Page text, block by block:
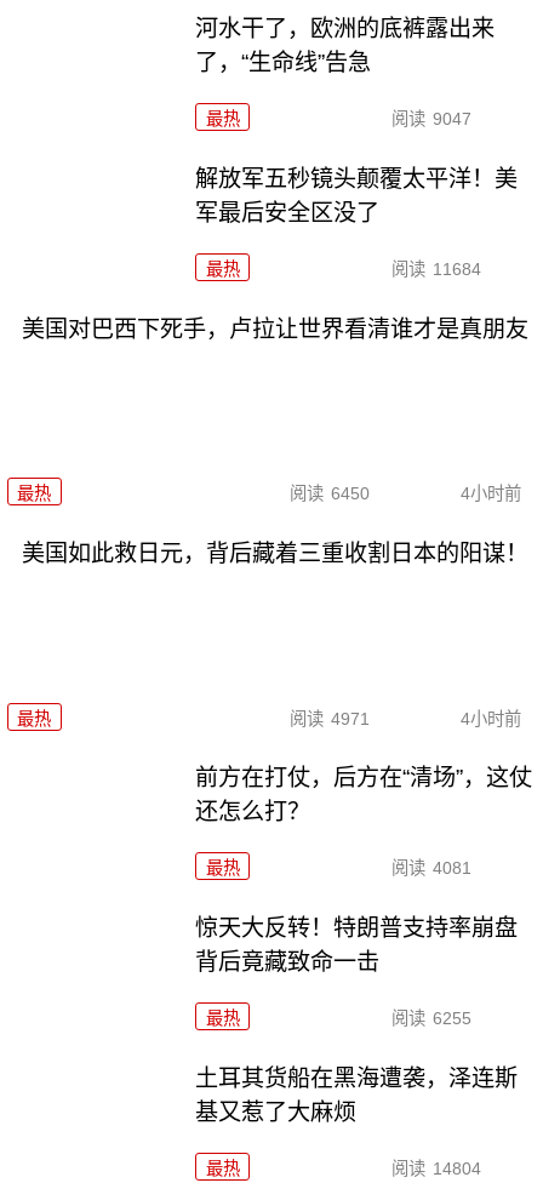
河水干了，欧洲的底裤露出来
了，“生命线”告急
最热 阅读 9047
解放军五秒镜头颠覆太平洋！美
军最后安全区没了
最热 阅读 11684
美国对巴西下死手，卢拉让世界看清谁才是真朋友
最热 阅读 6450 4小时前
美国如此救日元，背后藏着三重收割日本的阳谋！
最热 阅读 4971 4小时前
前方在打仗，后方在“清场”，这仗
还怎么打？
最热 阅读 4081
惊天大反转！特朗普支持率崩盘
背后竟藏致命一击
最热 阅读 6255
土耳其货船在黑海遭袭，泽连斯
基又惹了大麻烦
最热 阅读 14804